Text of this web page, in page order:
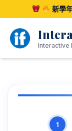
至
新學
Interactive
1